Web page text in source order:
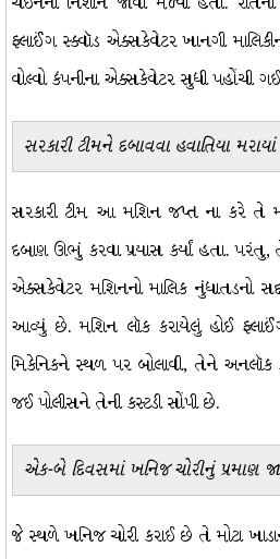
ફ્લાઈંગ સ્ક્વૉડ એક્સકેવેટર ખાનગી
વોલ્વો કંપનીના એક્સકેવેટર સુધી પહોંચી
સરકારી ટીમને દબાવવા હવાતિયા મરાયાં
સરકારી ટીમ આ મશિન જપ્ત ના કરે તે
દબાણ ઊભું કરવા પ્રયાસ કર્યાં હતા. પરંતુ,
એક્સકેવેટર મશિનનો માલિક નુંધાતડનો
આવ્યું છે. મશિન લૉક કરાયેલું હોઈ
મિકેનિકને સ્થળ પર બોલાવી, તેને અનલૉક
જઈ પોલીસને તેની કસ્ટડી સોંપી છે.
એક-બે દિવસમાં ખનિજ ચોરીનું પ્રમાણ
જે સ્થળે ખનિજ ચોરી કરાઈ છે તે મોટા